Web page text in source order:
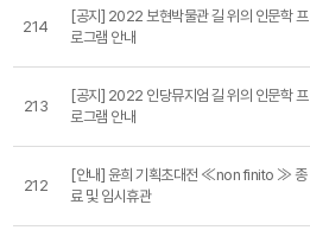
214
[공지] 2022 보현박물관 길 위의 인문학 프
로그램 안내
213
[공지] 2022 인당뮤지엄 길 위의 인문학 프
로그램 안내
212
[안내] 윤희 기획초대전 ≪non finito ≫ 종
료 및 임시휴관